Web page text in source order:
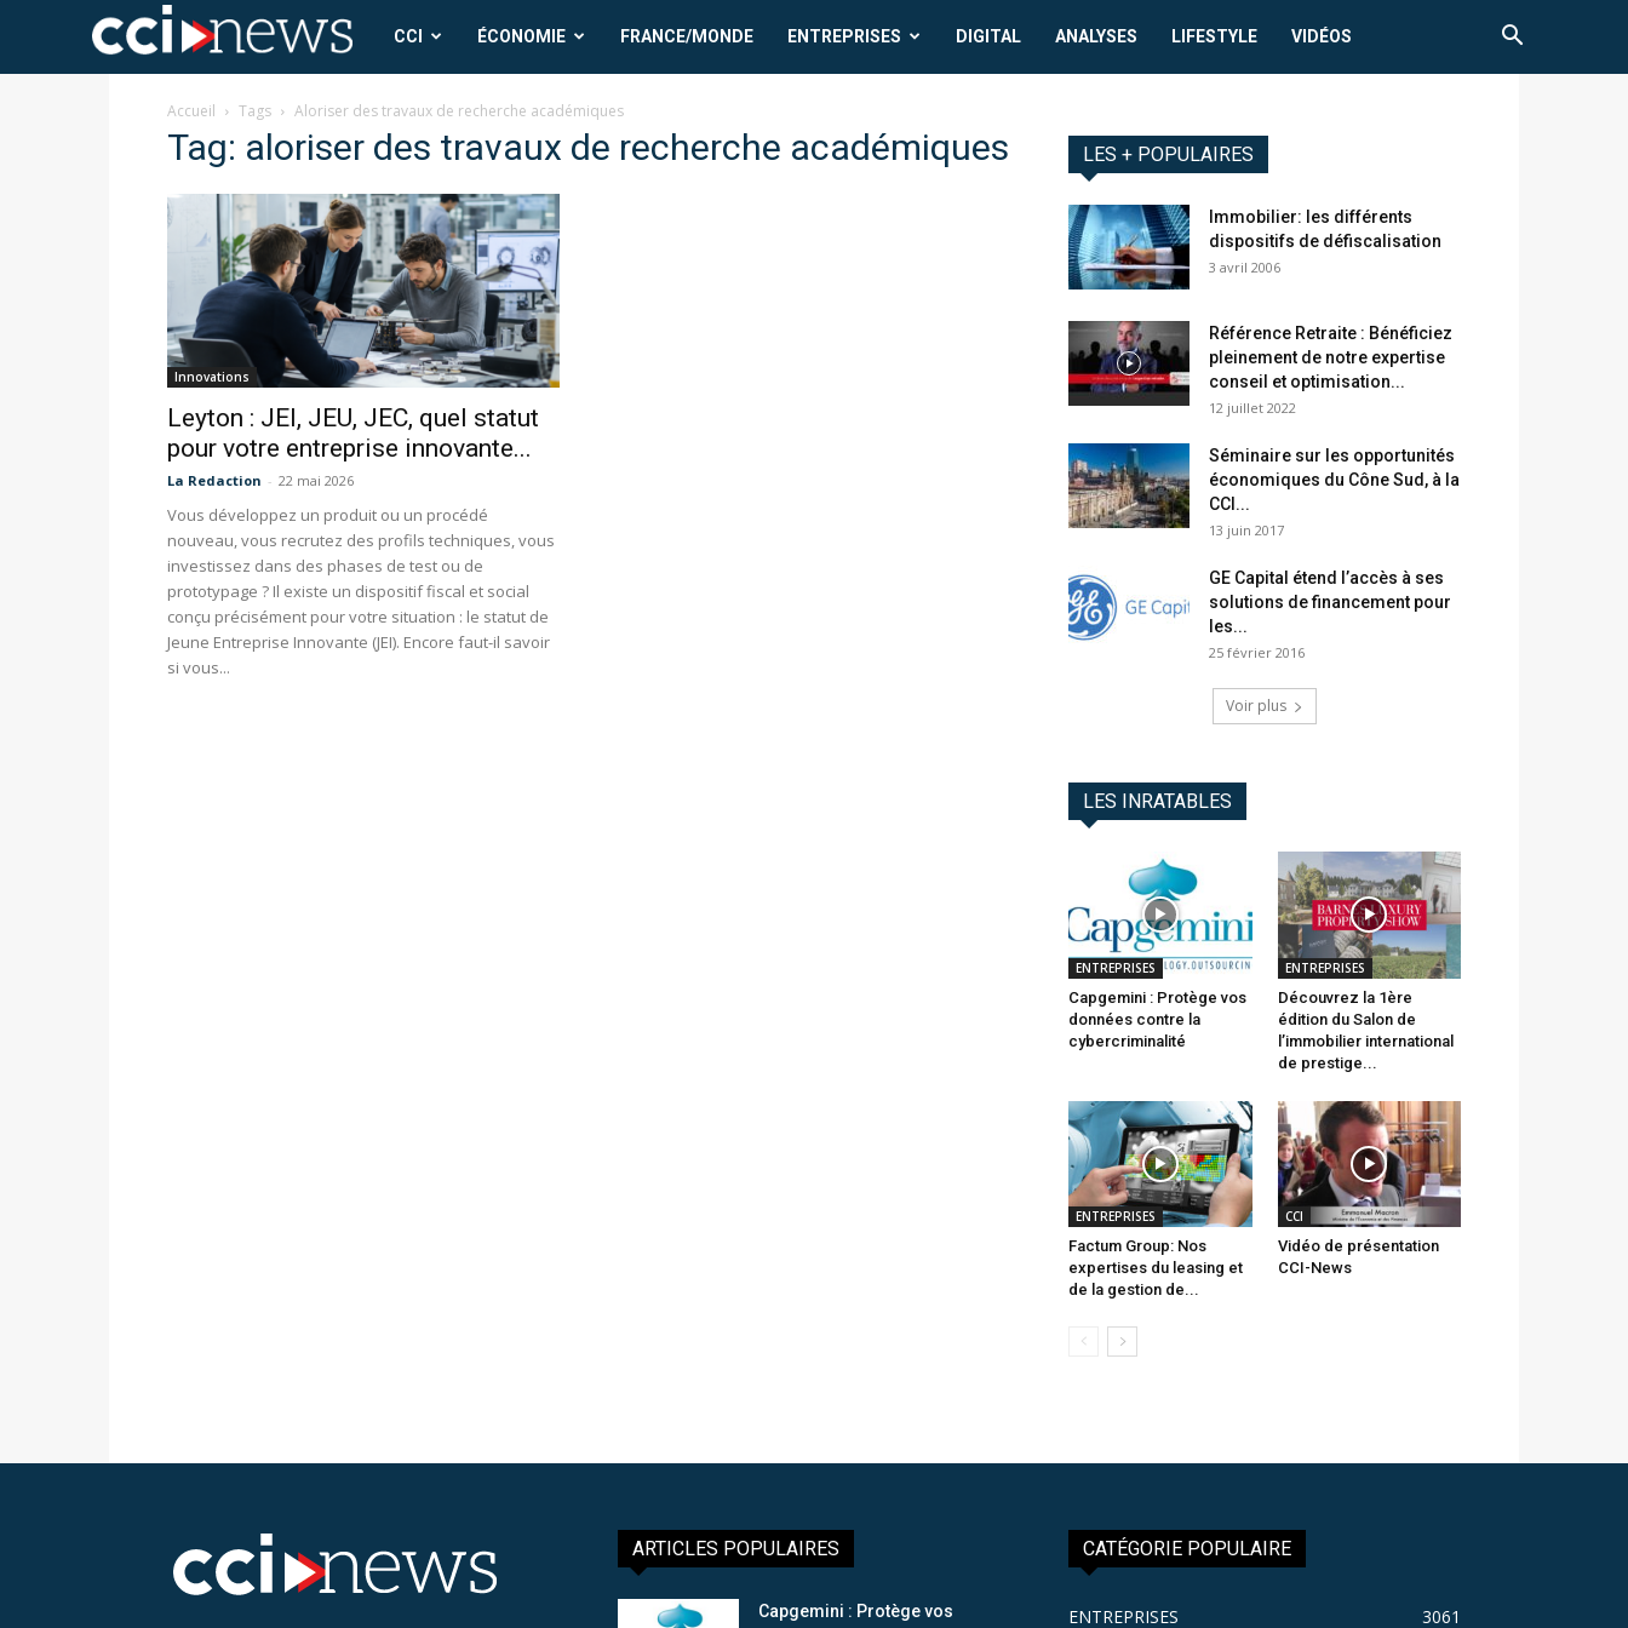
CCI
News
CCI ÉCONOMIE FRANCE/MONDE ENTREPRISES DIGITAL ANALYSES LIFESTYLE VIDÉOS
Accueil Tags Aloriser des travaux de recherche académiques
Tag: aloriser des travaux de recherche académiques
Innovations
Leyton : JEI, JEU, JEC, quel statut
pour votre entreprise innovante...
La Redaction - 22 mai 2026
Vous développez un produit ou un procédé
nouveau, vous recrutez des profils techniques, vous
investissez dans des phases de test ou de
prototypage ? Il existe un dispositif fiscal et social
conçu précisément pour votre situation : le statut de
Jeune Entreprise Innovante (JEI). Encore faut-il savoir
si vous...
LES + POPULAIRES
Immobilier: les différents
dispositifs de défiscalisation
3 avril 2006
Référence Retraite : Bénéficiez
pleinement de notre expertise
conseil et optimisation...
12 juillet 2022
Séminaire sur les opportunités
économiques du Cône Sud, à la
CCI...
13 juin 2017
GE Capital étend l’accès à ses
solutions de financement pour
les...
25 février 2016
Voir plus
LES INRATABLES
ENTREPRISES
Capgemini : Protège vos
données contre la
cybercriminalité
ENTREPRISES
Découvrez la 1ère
édition du Salon de
l’immobilier international
de prestige...
ENTREPRISES
Factum Group: Nos
expertises du leasing et
de la gestion de...
CCI
Vidéo de présentation
CCI-News
ARTICLES POPULAIRES
Capgemini : Protège vos
CATÉGORIE POPULAIRE
ENTREPRISES 3061